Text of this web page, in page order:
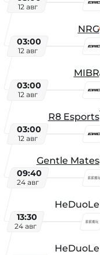
12 авг
NRG
03:00
12 авг
MIBR
03:00
12 авг
R8 Esports
03:00
12 авг
Gentle Mates
09:40
24 авг
HeDuoLe
13:30
24 авг
HeDuoLe